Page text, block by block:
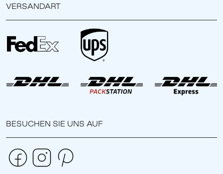
VERSANDART
BESUCHEN SIE UNS AUF